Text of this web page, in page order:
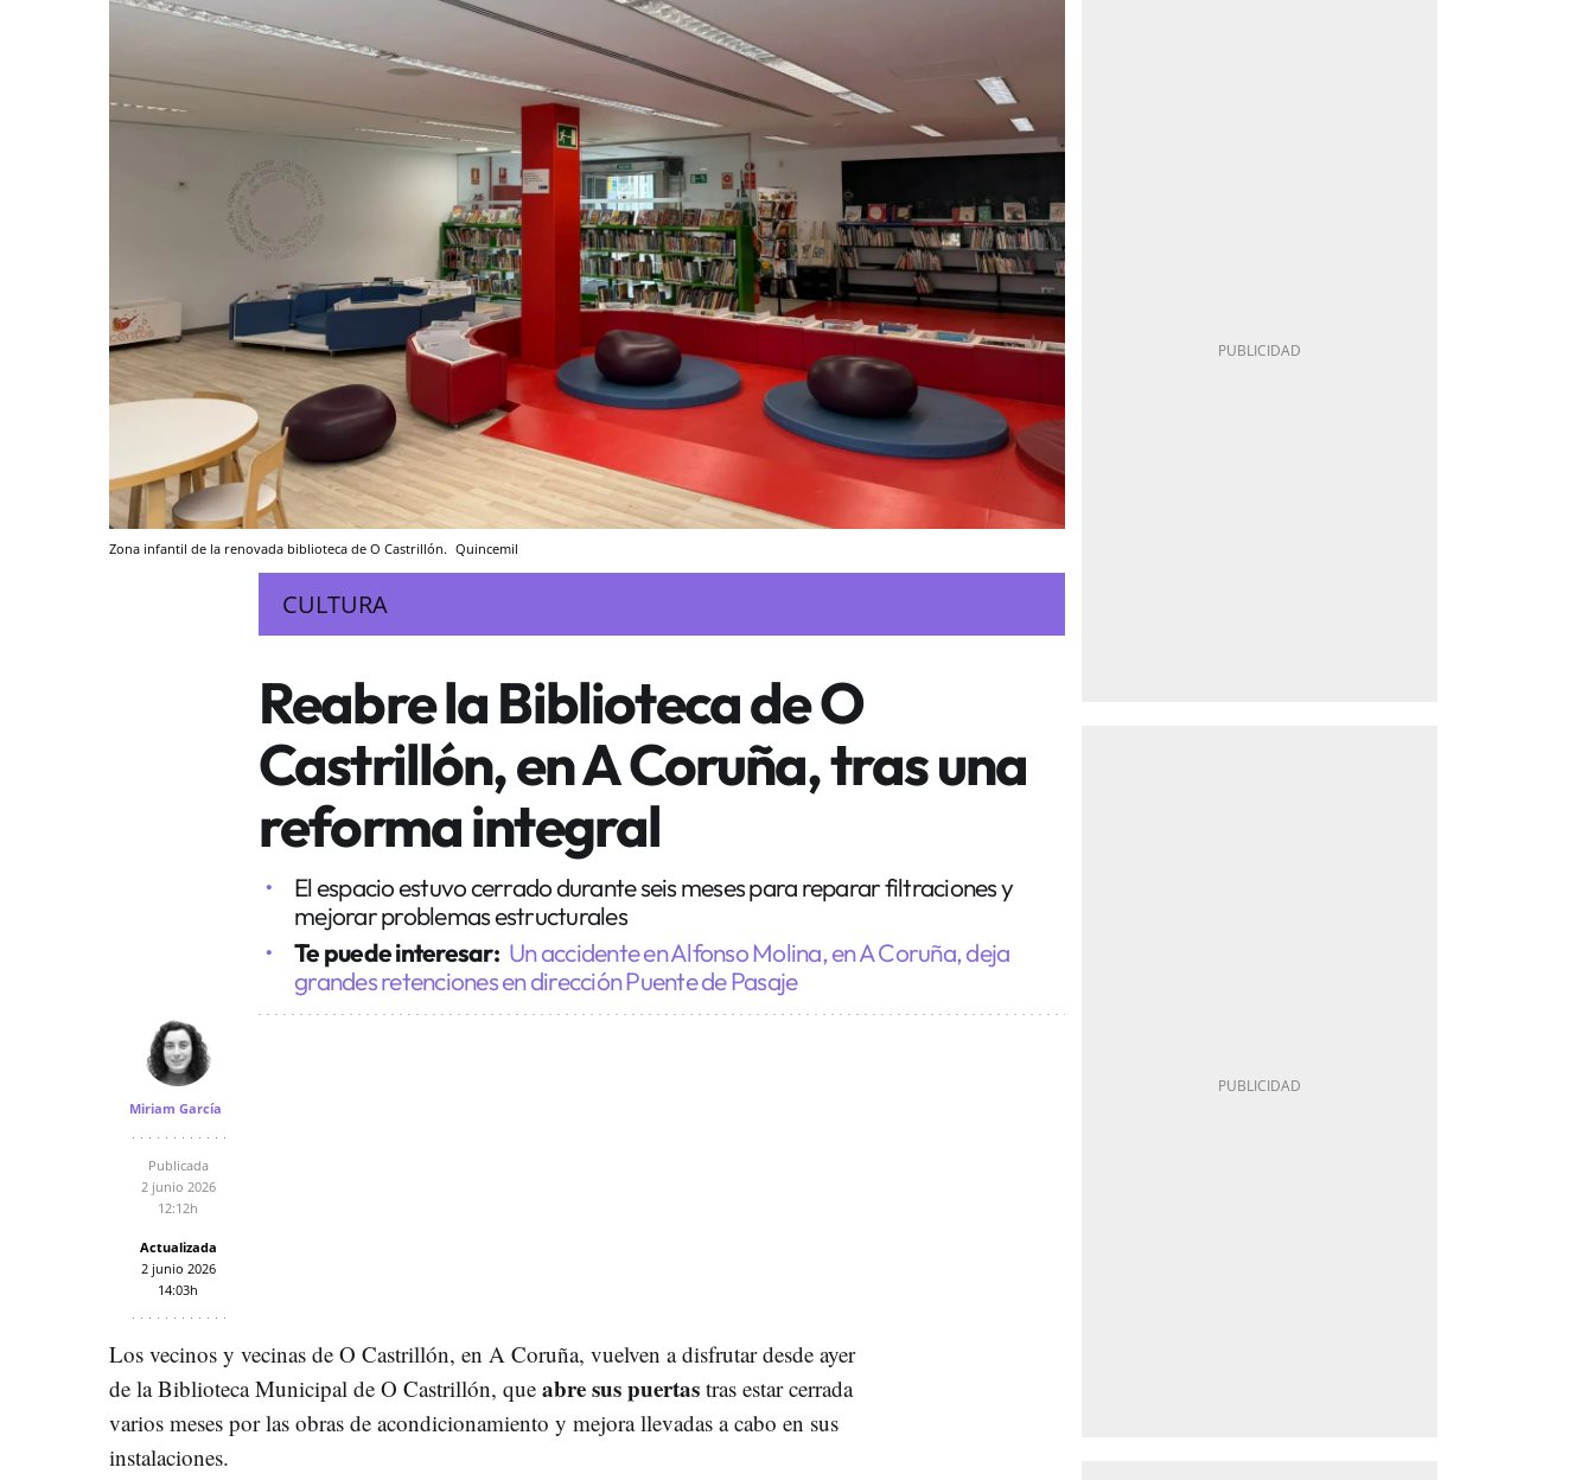
Zona infantil de la renovada biblioteca de O Castrillón. Quincemil
CULTURA
Reabre la Biblioteca de O
Castrillón, en A Coruña, tras una
reforma integral
El espacio estuvo cerrado durante seis meses para reparar filtraciones y
mejorar problemas estructurales
Te puede interesar: Un accidente en Alfonso Molina, en A Coruña, deja
grandes retenciones en dirección Puente de Pasaje
Miriam García
Publicada
2 junio 2026
12:12h
Actualizada
2 junio 2026
14:03h
Los vecinos y vecinas de O Castrillón, en A Coruña, vuelven a disfrutar desde ayer
de la Biblioteca Municipal de O Castrillón, que abre sus puertas tras estar cerrada
varios meses por las obras de acondicionamiento y mejora llevadas a cabo en sus
instalaciones.